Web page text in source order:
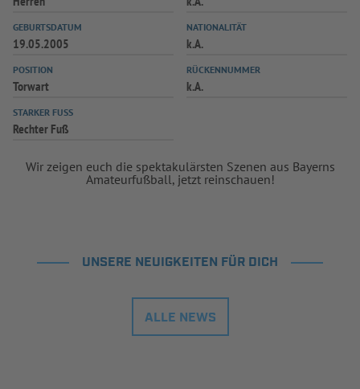
GEBURTSDATUM
19.05.2005
NATIONALITÄT
k.A.
POSITION
Torwart
RÜCKENNUMMER
k.A.
STARKER FUSS
Rechter Fuß
Wir zeigen euch die spektakulärsten Szenen aus Bayerns
Amateurfußball, jetzt reinschauen!
UNSERE NEUIGKEITEN FÜR DICH
ALLE NEWS